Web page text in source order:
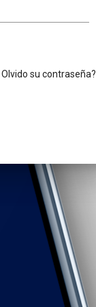
Olvido su contraseña?